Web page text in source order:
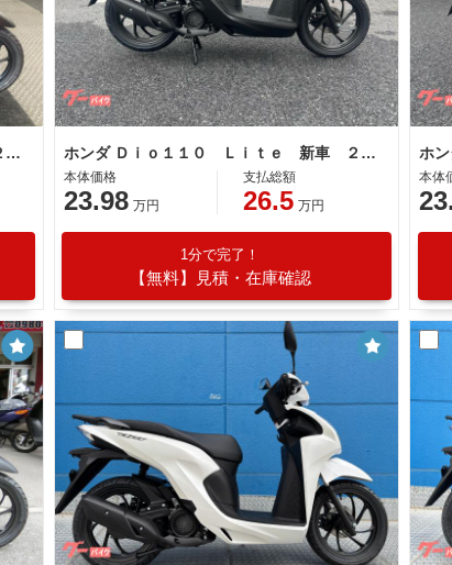
ホンダ Ｄｉｏ１１０ Ｌｉｔｅ 新車 ２０２６年モデル 新基準原付 原付免許運転可能 マットギャラクシーブラックメタリック ホンダ Ｄｉｏ１１０ Ｌｉｔｅ 新車 ２０２６年モデルマットギャラクシーブラックメタリック 新基準原付 原付免許運転可能 コンビニフック
本体価格
23.98 万円
支払総額
26.5 万円
1分で完了！
【無料】見積・在庫確認
本体